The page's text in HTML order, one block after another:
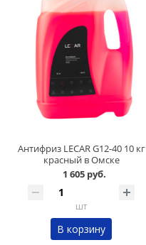
Антифриз LECAR G12-40 10 кг
красный в Омске
1 605 руб.
шт
В корзину